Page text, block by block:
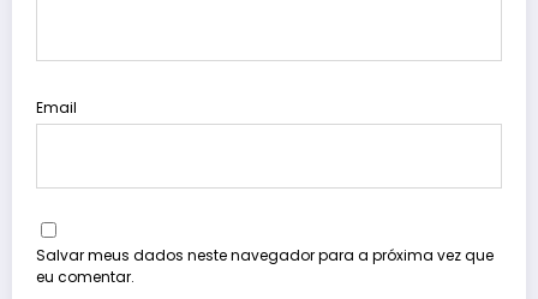
Email
Salvar meus dados neste navegador para a próxima vez que
eu comentar.